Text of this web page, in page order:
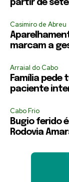
partir de
Casimiro de Abreu
marcam a
Arraial do Cabo
Família
paciente
Cabo Frio
Bugio ferido
Rodovia